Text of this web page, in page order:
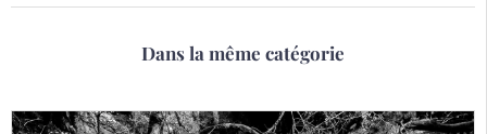
Dans la même catégorie